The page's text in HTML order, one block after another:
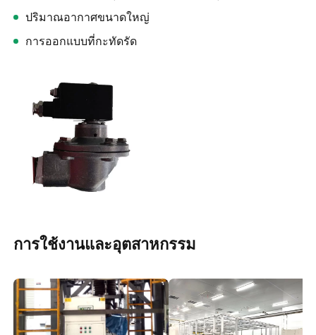
ปริมาณอากาศขนาดใหญ่
การออกแบบที่กะทัดรัด
การใช้งานและอุตสาหกรรม